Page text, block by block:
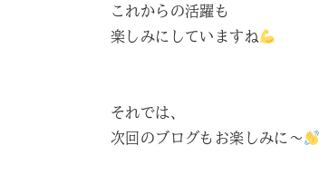
これからの活躍も
楽しみにしていますね
それでは、
次回のブログもお楽しみに～